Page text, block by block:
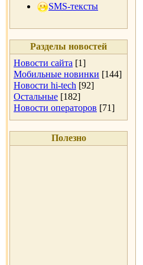
SMS-тексты
Разделы новостей
Новости сайта [1]
Мобильные новинки [144]
Новости hi-tech [92]
Остальные [182]
Новости операторов [71]
Полезно